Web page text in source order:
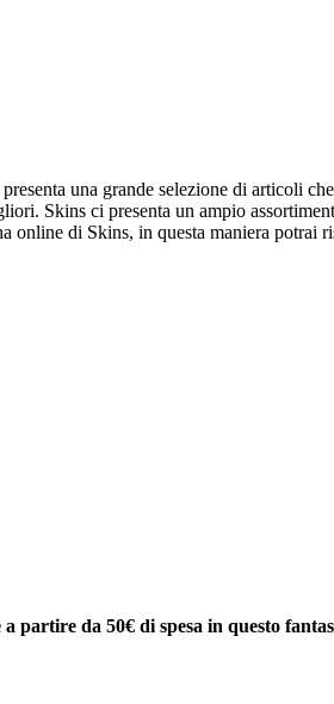
una grande selezione di articoli
Skins ci presenta un ampio
online di Skins, in questa maniera
partire da 50€ di spesa in questo